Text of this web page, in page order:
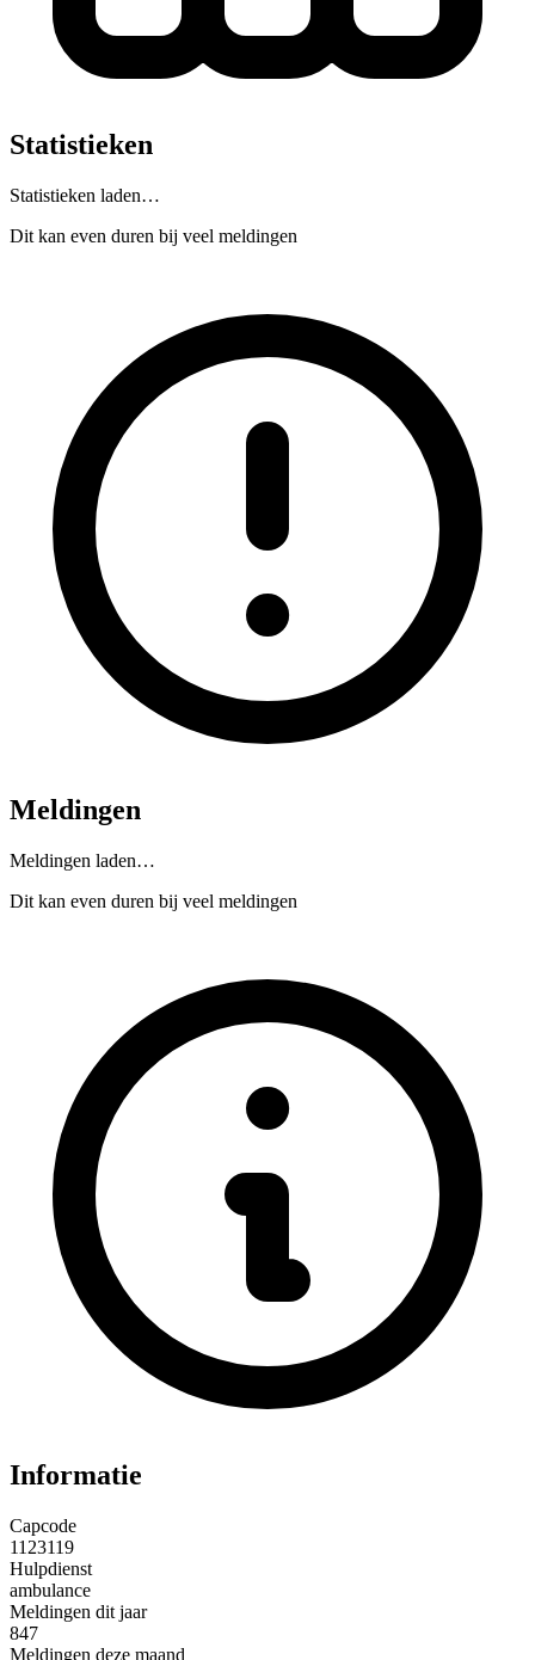
Statistieken
Statistieken laden…
Dit kan even duren bij veel meldingen
Meldingen
Meldingen laden…
Dit kan even duren bij veel meldingen
Informatie
Capcode
1123119
Hulpdienst
ambulance
Meldingen dit jaar
847
Meldingen deze maand